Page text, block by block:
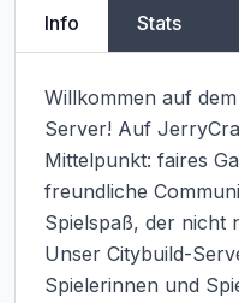
Info Stats
Willkommen auf
Server! Auf
Mittelpunkt: faires
freundliche
Spielspaß, der nicht
Unser Citybuild-
Spielerinnen und